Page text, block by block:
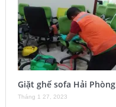
Giặt ghế sofa Hải Phòng
Tháng 1 27, 2023